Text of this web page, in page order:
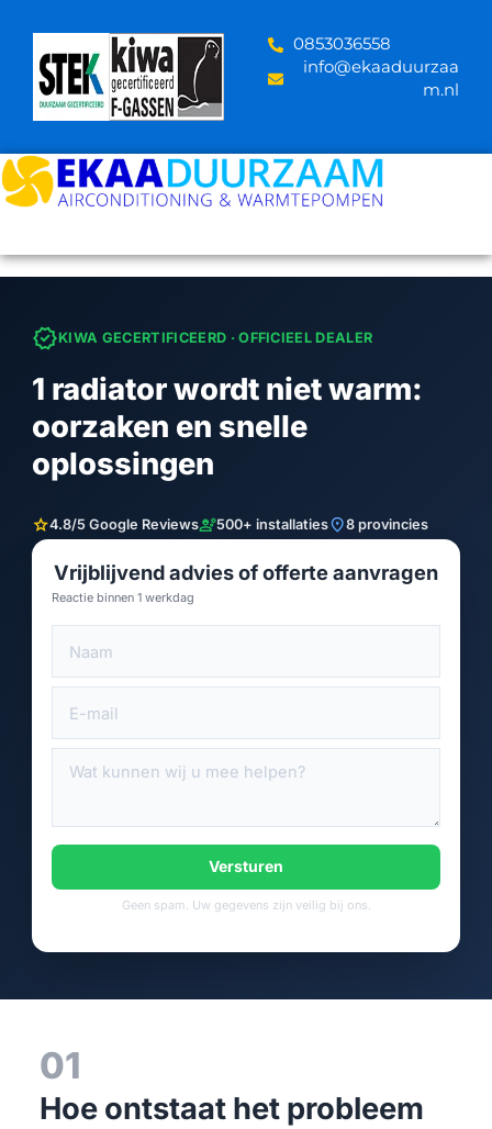
content
‪0853036558
info@ekaaduurzaa
m.nl
verifiedKIWA GECERTIFICEERD · OFFICIEEL DEALER
1 radiator wordt niet warm:
oorzaken en snelle
oplossingen
star4.8/5 Google Reviewsengineering500+ installatieslocation_on8 provincies
Vrijblijvend advies of offerte aanvragen
Reactie binnen 1 werkdag
Versturen
Geen spam. Uw gegevens zijn veilig bij ons.
01
Hoe ontstaat het probleem